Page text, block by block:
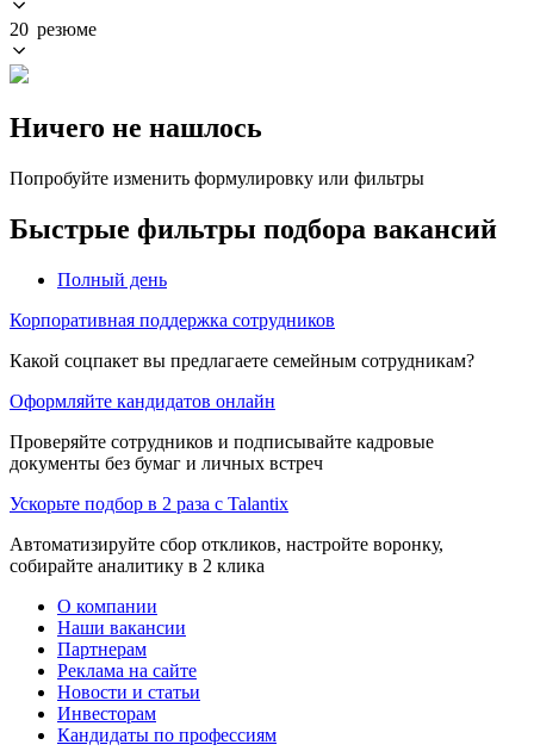
20 резюме
Ничего не нашлось
Попробуйте изменить формулировку или фильтры
Быстрые фильтры подбора вакансий
Полный день
Корпоративная поддержка сотрудников
Какой соцпакет вы предлагаете семейным сотрудникам?
Оформляйте кандидатов онлайн
Проверяйте сотрудников и подписывайте кадровые
документы без бумаг и личных встреч
Ускорьте подбор в 2 раза с Talantix
Автоматизируйте сбор откликов, настройте воронку,
собирайте аналитику в 2 клика
О компании
Наши вакансии
Партнерам
Реклама на сайте
Новости и статьи
Инвесторам
Кандидаты по профессиям